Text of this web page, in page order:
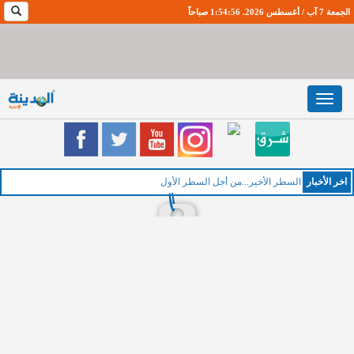
الجمعة 7 آب / أغسطس 2026. 1:54:57 صباحاً
Toggle
navigation
اخر اﻷخبار